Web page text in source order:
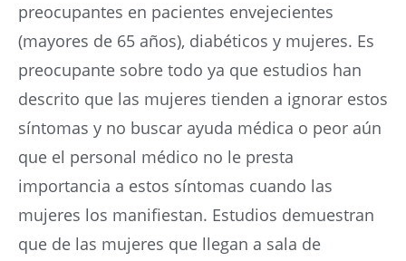
preocupantes en pacientes envejecientes
(mayores de 65 años), diabéticos y mujeres. Es
preocupante sobre todo ya que estudios han
descrito que las mujeres tienden a ignorar estos
síntomas y no buscar ayuda médica o peor aún
que el personal médico no le presta
importancia a estos síntomas cuando las
mujeres los manifiestan. Estudios demuestran
que de las mujeres que llegan a sala de